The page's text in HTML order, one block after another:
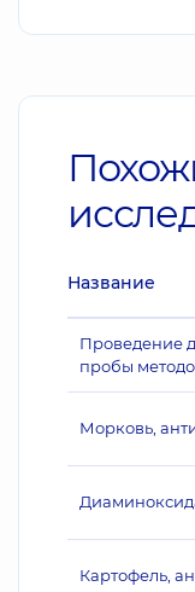
Название
Проведение
пробы
Морковь,
Картофель,